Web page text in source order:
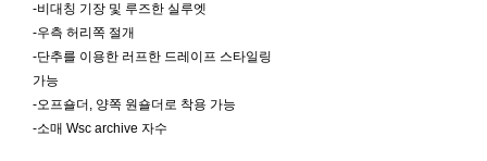
-비대칭 기장 및 루즈한 실루엣
-우측 허리쪽 절개
-단추를 이용한 러프한 드레이프 스타일링
가능
-오프숄더, 양쪽 원숄더로 착용 가능
-소매 Wsc archive 자수